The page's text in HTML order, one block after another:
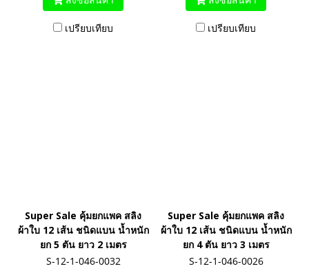
เปรียบเทียบ เปรียบเทียบ
Super Sale คุ้มยกแพค สลิง
ผ้าใบ 12 เส้น ชนิดแบน น้ำหนัก
ยก 5 ตัน ยาว 2 เมตร
S-12-1-046-0032
Super Sale คุ้มยกแพค สลิง
ผ้าใบ 12 เส้น ชนิดแบน น้ำหนัก
ยก 4 ตัน ยาว 3 เมตร
S-12-1-046-0026